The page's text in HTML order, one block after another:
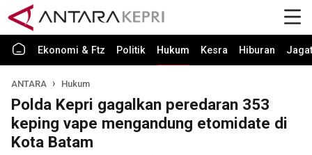
Ekonomi & Ftz Politik Hukum Kesra Hiburan Jagat
ANTARA Hukum
Polda Kepri gagalkan peredaran 353
keping vape mengandung etomidate di
Kota Batam